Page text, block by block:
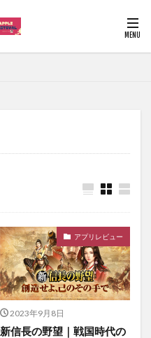
アプリレビュー
2023年9月8日
新信長の野望｜戦国時代の